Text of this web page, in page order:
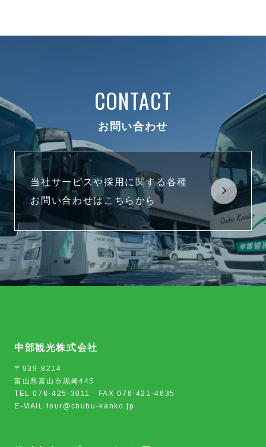
CONTACT
お問い合わせ
当社サービスや採用に関する各種
お問い合わせはこちらから
中部観光株式会社
〒939-8214
富山県富山市黒崎445
TEL 076-425-3011 FAX 076-421-4635
E-MAIL tour@chubu-kanko.jp